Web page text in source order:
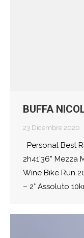
BUFFA
23 Dicembre 2020
Personal Best
2h41’36” Mezza
Wine Bike Run
– 2° Assoluto